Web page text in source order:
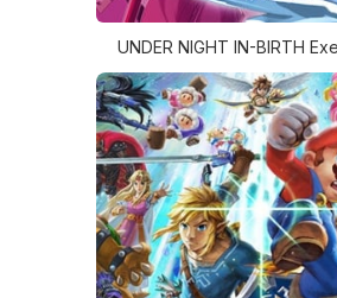
UNDER NIGHT IN-BIRTH